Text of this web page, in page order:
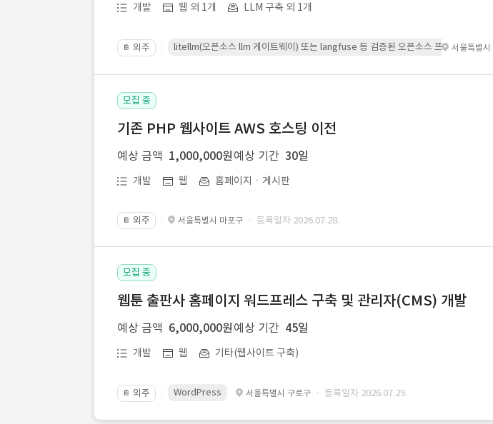
개발 웹 외 1개 LLM 구축 외 1개
📔 외주 litellm(오픈소스 llm 게이트웨이) 또는 langfuse 등 검증된 오픈소스 프레임워크를
서울특별시
모집 중
기존 PHP 웹사이트 AWS 호스팅 이전
예상 금액 1,000,000원 예상 기간 30일
개발 웹 홈페이지ㆍ게시판
📔 외주 서울특별시 마포구 · 등록일자 2026.07.28.
모집 중
웹툰 출판사 홈페이지 워드프레스 구축 및 관리자(CMS) 개발
예상 금액 6,000,000원 예상 기간 45일
개발 웹 기타(웹사이트 구축)
📔 외주 WordPress 서울특별시 구로구 · 등록일자 2026.07.29.